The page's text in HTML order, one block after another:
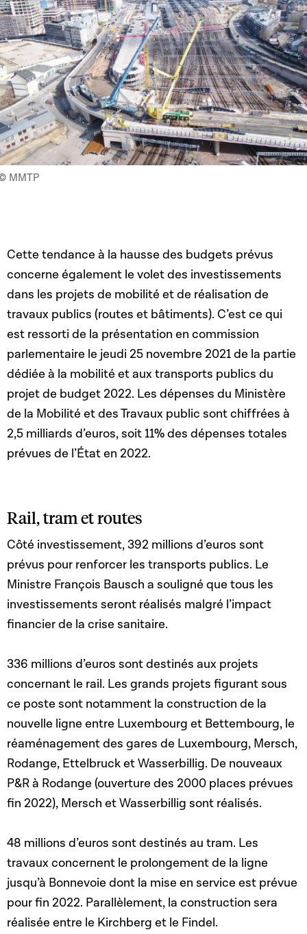
MMTP
Cette tendance à la hausse des budgets prévus
concerne également le volet des investissements
dans les projets de mobilité et de réalisation de
travaux publics (routes et bâtiments). C’est ce qui
est ressorti de la présentation en commission
parlementaire le jeudi 25 novembre 2021 de la partie
dédiée à la mobilité et aux transports publics du
projet de budget 2022. Les dépenses du Ministère
de la Mobilité et des Travaux public sont chiffrées à
2,5 milliards d’euros, soit 11% des dépenses totales
prévues de l’État en 2022.
Rail, tram et routes
Côté investissement, 392 millions d’euros sont
prévus pour renforcer les transports publics. Le
Ministre François Bausch a souligné que tous les
investissements seront réalisés malgré l’impact
financier de la crise sanitaire.
336 millions d’euros sont destinés aux projets
concernant le rail. Les grands projets figurant sous
ce poste sont notamment la construction de la
nouvelle ligne entre Luxembourg et Bettembourg, le
réaménagement des gares de Luxembourg, Mersch,
Rodange, Ettelbruck et Wasserbillig. De nouveaux
P&R à Rodange (ouverture des 2000 places prévues
fin 2022), Mersch et Wasserbillig sont réalisés.
48 millions d’euros sont destinés au tram. Les
travaux concernent le prolongement de la ligne
jusqu’à Bonnevoie dont la mise en service est prévue
pour fin 2022. Parallèlement, la construction sera
réalisée entre le Kirchberg et le Findel.